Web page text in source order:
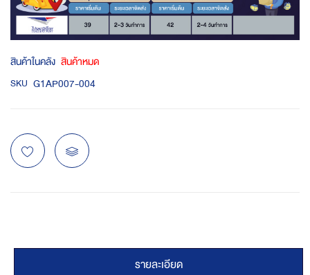
สินค้าในคลัง สินค้าหมด
SKU G1AP007-004
รายละเอียด